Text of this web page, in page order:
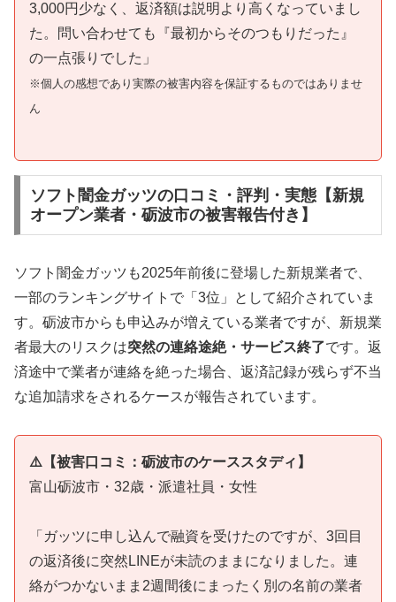
3,000円少なく、返済額は説明より高くなっていまし
た。問い合わせても『最初からそのつもりだった』
の一点張りでした」
※個人の感想であり実際の被害内容を保証するものではありませ
ん
ソフト闇金ガッツの口コミ・評判・実態【新規
オープン業者・砺波市の被害報告付き】
ソフト闇金ガッツも2025年前後に登場した新規業者で、
一部のランキングサイトで「3位」として紹介されていま
す。砺波市からも申込みが増えている業者ですが、新規業
者最大のリスクは突然の連絡途絶・サービス終了です。返
済途中で業者が連絡を絶った場合、返済記録が残らず不当
な追加請求をされるケースが報告されています。
⚠️【被害口コミ：砺波市のケーススタディ】
富山砺波市・32歳・派遣社員・女性
「ガッツに申し込んで融資を受けたのですが、3回目
の返済後に突然LINEが未読のままになりました。連
絡がつかないまま2週間後にまったく別の名前の業者